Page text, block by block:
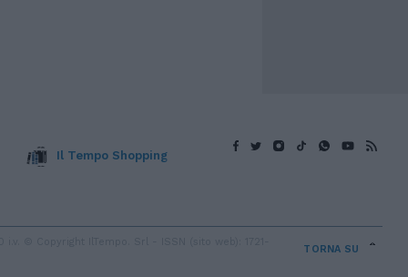
Il Tempo Shopping
TORNA SU